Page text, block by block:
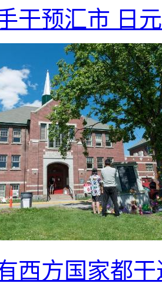
干预汇市 日
西方国家都